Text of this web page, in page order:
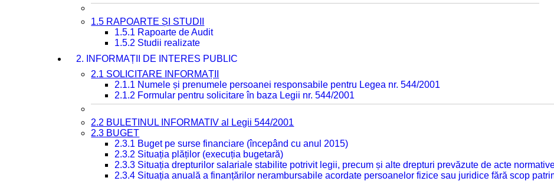
1.5 RAPOARTE ȘI STUDII
1.5.1 Rapoarte de Audit
1.5.2 Studii realizate
2. INFORMAȚII DE INTERES PUBLIC
2.1 SOLICITARE INFORMAȚII
2.1.1 Numele și prenumele persoanei responsabile pentru Legea nr. 544/2001
2.1.2 Formular pentru solicitare în baza Legii nr. 544/2001
2.2 BULETINUL INFORMATIV al Legii 544/2001
2.3 BUGET
2.3.1 Buget pe surse financiare (începând cu anul 2015)
2.3.2 Situația plăților (execuția bugetară)
2.3.3 Situația drepturilor salariale stabilite potrivit legii, precum și alte drepturi prevăzute de acte
2.3.4 Situația anuală a finanțărilor nerambursabile acordate persoanelor fizice sau juridice fără scop